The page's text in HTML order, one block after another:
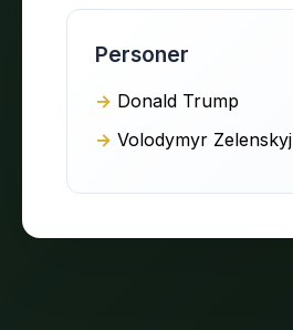
Personer
Donald Trump
Volodymyr Zelenskyj